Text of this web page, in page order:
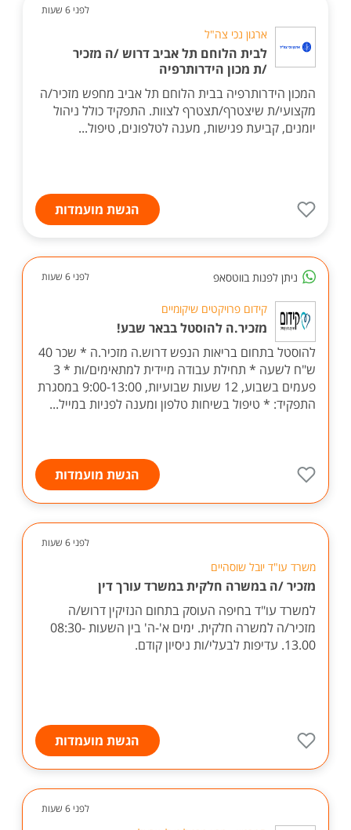
לפני 6 שעות
ארגון נכי צה"ל
לבית הלוחם תל אביב דרוש /ה מזכיר
/ת מכון הידרותרפיה
המכון הידרותרפיה בבית הלוחם תל אביב מחפש מזכיר/ה
מקצועי/ת שיצטרף/תצטרף לצוות. התפקיד כולל ניהול
יומנים, קביעת פגישות, מענה לטלפונים, טיפול...
הגשת מועמדות
ניתן לפנות בווטסאפ לפני 6 שעות
קידום פרויקטים שיקומיים
מזכיר.ה להוסטל בבאר שבע!
להוסטל בתחום בריאות הנפש דרוש.ה מזכיר.ה * שכר 40
ש"ח לשעה * תחילת עבודה מיידית למתאימים/ות * 3
פעמים בשבוע, 12 שעות שבועיות, 9:00-13:00 במסגרת
התפקיד: * טיפול בשיחות טלפון ומענה לפניות במייל...
הגשת מועמדות
לפני 6 שעות
משרד עו"ד יובל שוסהיים
מזכיר /ה במשרה חלקית במשרד עורך דין
למשרד עו"ד בחיפה העוסק בתחום הנזיקין דרוש/ה
מזכיר/ה למשרה חלקית. ימים א'-ה' בין השעות 08:30-
13.00. עדיפות לבעלי/ות ניסיון קודם.
הגשת מועמדות
לפני 6 שעות